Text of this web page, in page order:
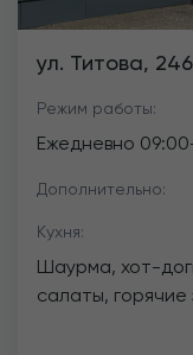
ул. Титова,
Режим работы:
Ежедневно 09:00
Дополнительно:
Кухня:
Шаурма, хот-
салаты, горячие